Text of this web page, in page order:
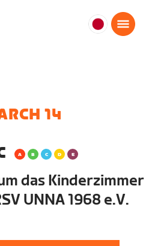
日
14
das Kinderzimmer
UNNA 1968 e.V.